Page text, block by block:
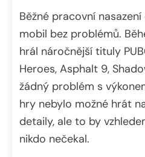
Běžné pracovní
mobil bez problémů.
hrál náročnější tituly
Heroes, Asphalt 9,
žádný problém s
hry nebylo možné hrát
detaily, ale to by
nikdo nečekal.